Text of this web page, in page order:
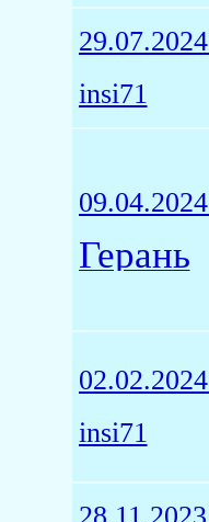
29.07.2024
insi71
09.04.2024
Герань
02.02.2024
insi71